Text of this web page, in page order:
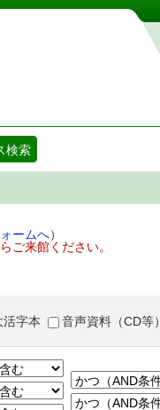
システム
検索
ームへ）
ご来館ください。
活字本 音声資料（CD等）